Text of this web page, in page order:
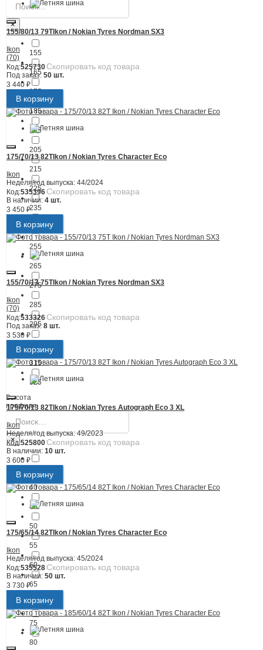
×
155
165
175
185
195
205
215
225
235
245
255
265
275
285
295
315
325
Высота
профиля
×
40
45
50
55
60
65
70
75
80
155/80/13 79TIkon / Nokian Tyres Nordman SX3
Ikon
(70)
Код:525730 Скопировать код товара
Под заказ: 50 шт.
3 440 ₽
В корзину
175/70/13 82TIkon / Nokian Tyres Character Eco
Ikon
Неделя/год выпуска: 44/2024
Код:535396 Скопировать код товара
В наличии: 4 шт.
3 450 ₽
В корзину
155/70/13 75TIkon / Nokian Tyres Nordman SX3
Ikon
(70)
Код:533326 Скопировать код товара
Под заказ: 8 шт.
3 530 ₽
В корзину
175/70/13 82TIkon / Nokian Tyres Autograph Eco 3 XL
Ikon
Неделя/год выпуска:49/2023
Код:525800 Скопировать код товара
В наличии: 10 шт.
3 600 ₽
В корзину
175/65/14 82TIkon / Nokian Tyres Character Eco
Ikon
Неделя/год выпуска: 45/2024
Код:535528 Скопировать код товара
В наличии: 50 шт.
3 730 ₽
В корзину